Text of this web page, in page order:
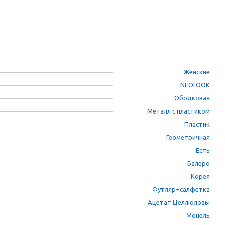
Женские
NEOLOOK
Ободковая
Металл с пластиком
Пластик
Геометричная
Есть
Балеро
Корея
Футляр+салфетка
Ацетат Целлюлозы
Монель